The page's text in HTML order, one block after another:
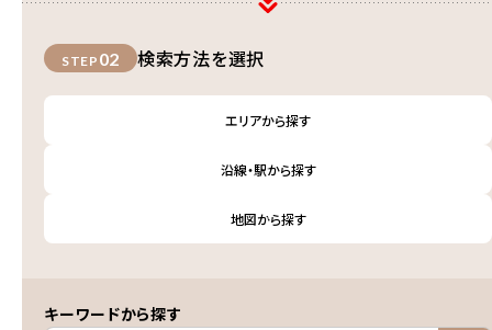
STEP 02 検索方法を選択
エリアから探す
沿線・駅から探す
地図から探す
キーワードから探す